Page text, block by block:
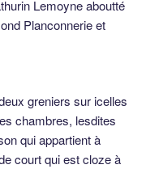
Lemoyne aboutté
Planconnerie et
greniers sur icelles
chambres, lesdites
qui appartient à
court qui est cloze à